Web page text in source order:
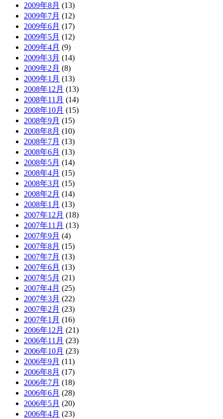
2009年8月 (13)
2009年7月 (12)
2009年6月 (17)
2009年5月 (12)
2009年4月 (9)
2009年3月 (14)
2009年2月 (8)
2009年1月 (13)
2008年12月 (13)
2008年11月 (14)
2008年10月 (15)
2008年9月 (15)
2008年8月 (10)
2008年7月 (13)
2008年6月 (13)
2008年5月 (14)
2008年4月 (15)
2008年3月 (15)
2008年2月 (14)
2008年1月 (13)
2007年12月 (18)
2007年11月 (13)
2007年9月 (4)
2007年8月 (15)
2007年7月 (13)
2007年6月 (13)
2007年5月 (21)
2007年4月 (25)
2007年3月 (22)
2007年2月 (23)
2007年1月 (16)
2006年12月 (21)
2006年11月 (23)
2006年10月 (23)
2006年9月 (11)
2006年8月 (17)
2006年7月 (18)
2006年6月 (28)
2006年5月 (20)
2006年4月 (23)